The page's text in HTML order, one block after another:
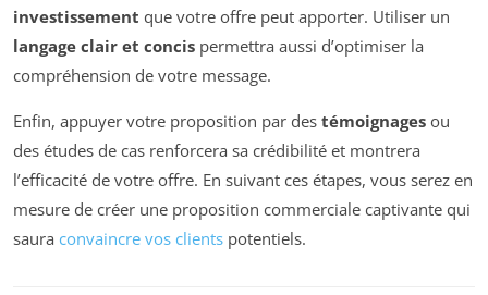
investissement que votre offre peut apporter. Utiliser un
langage clair et concis permettra aussi d’optimiser la
compréhension de votre message.
Enfin, appuyer votre proposition par des témoignages ou
des études de cas renforcera sa crédibilité et montrera
l’efficacité de votre offre. En suivant ces étapes, vous serez en
mesure de créer une proposition commerciale captivante qui
saura convaincre vos clients potentiels.